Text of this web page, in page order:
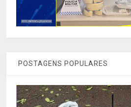
POSTAGENS POPULARES